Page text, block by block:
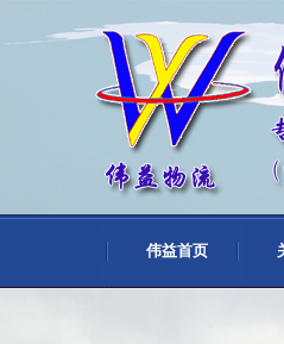
伟益首页